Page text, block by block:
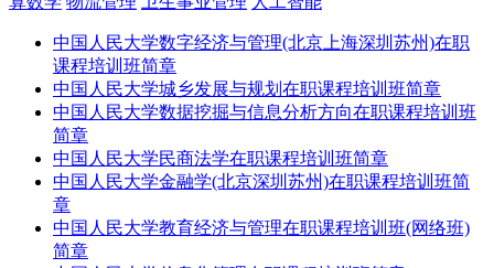
中国人民大学数字经济与管理(北京上海深圳苏州)在职
课程培训班简章
中国人民大学城乡发展与规划在职课程培训班简章
中国人民大学数据挖掘与信息分析方向在职课程培训班
简章
中国人民大学民商法学在职课程培训班简章
中国人民大学金融学(北京深圳苏州)在职课程培训班简
章
中国人民大学教育经济与管理在职课程培训班(网络班)
简章